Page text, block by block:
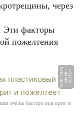
через
Эти факторы
пожелтения
Ф
О
Т
О:
s
d
el
ai
-
l
e
s
t
ni
c
u.
r
u
очень быстро выгорит и